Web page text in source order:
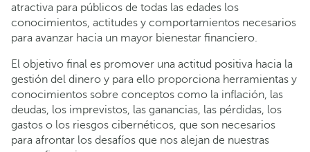
atractiva para públicos de todas las edades los
conocimientos, actitudes y comportamientos necesarios
para avanzar hacia un mayor bienestar financiero.
El objetivo final es promover una actitud positiva hacia la
gestión del dinero y para ello proporciona herramientas y
conocimientos sobre conceptos como la inflación, las
deudas, los imprevistos, las ganancias, las pérdidas, los
gastos o los riesgos cibernéticos, que son necesarios
para afrontar los desafíos que nos alejan de nuestras